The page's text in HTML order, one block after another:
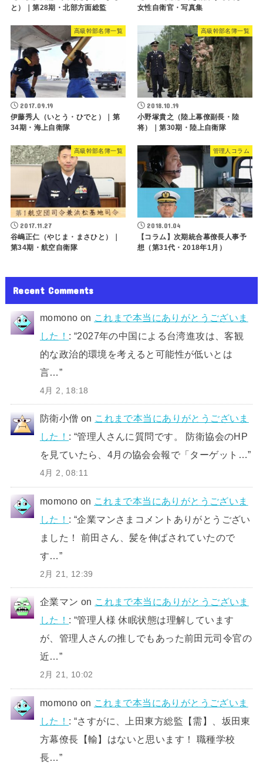
と）｜第28期・北部方面総監
女性自衛官・写真集
高級幹部名簿一覧
2017.09.19
伊藤秀人（いとう・ひでと）｜第
34期・海上自衛隊
高級幹部名簿一覧
2018.10.19
小野塚貴之（陸上幕僚副長・陸
将）｜第30期・陸上自衛隊
高級幹部名簿一覧
2017.11.27
谷嶋正仁（やじま・まさひと）｜
第34期・航空自衛隊
管理人コラム
2018.01.04
【コラム】次期統合幕僚長人事予
想（第31代・2018年1月）
Recent Comments
momono on これまで本当にありがとうございま
した！ : “2027年の中国による台湾進攻は、客観
的な政治的環境を考えると可能性が低いとは
言…”
4月 2, 18:18
防衛小僧 on これまで本当にありがとうございま
した！ : “管理人さんに質問です。 防衛協会のHP
を見ていたら、4月の協会会報で「ターゲット…”
4月 2, 08:11
momono on これまで本当にありがとうございま
した！ : “企業マンさまコメントありがとうござい
ました！ 前田さん、髪を伸ばされていたので
す…”
2月 21, 12:39
企業マン on これまで本当にありがとうございま
した！ : “管理人様 休眠状態は理解しています
が、管理人さんの推しでもあった前田元司令官の
近…”
2月 21, 10:02
momono on これまで本当にありがとうございま
した！ : “さすがに、上田東方総監【需】、坂田東
方幕僚長【輸】はないと思います！ 職種学校
長…”